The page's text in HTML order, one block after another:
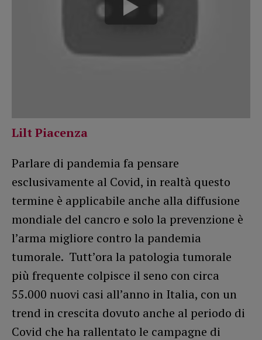
Lilt Piacenza
Parlare di pandemia fa pensare
esclusivamente al Covid, in realtà questo
termine è applicabile anche alla diffusione
mondiale del cancro e solo la prevenzione è
l’arma migliore contro la pandemia
tumorale. Tutt’ora la patologia tumorale
più frequente colpisce il seno con circa
55.000 nuovi casi all’anno in Italia, con un
trend in crescita dovuto anche al periodo di
Covid che ha rallentato le campagne di